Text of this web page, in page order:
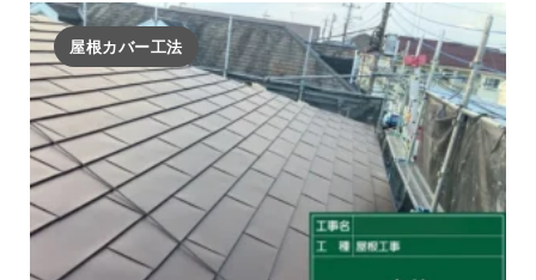
屋根カバー工法